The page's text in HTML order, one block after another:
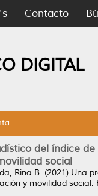
Contacto
DIGITAL
del índice
social
Rina B. (2021) Una
y movilidad social.